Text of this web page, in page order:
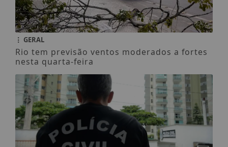
GERAL
Rio tem previsão ventos moderados a fortes
nesta quarta-feira